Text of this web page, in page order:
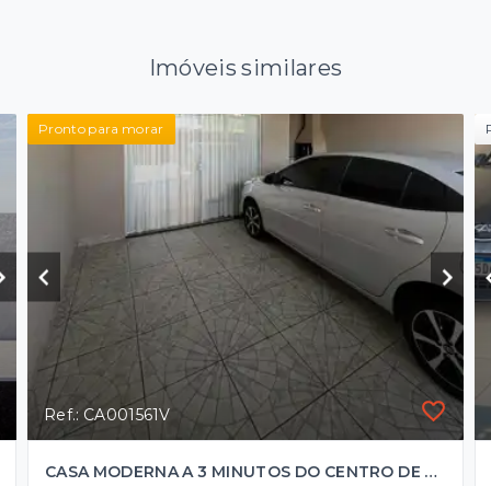
Imóveis similares
Pronto para morar
Ref.: CA001561V
CASA MODERNA A 3 MINUTOS DO CENTRO DE MARÍLIA